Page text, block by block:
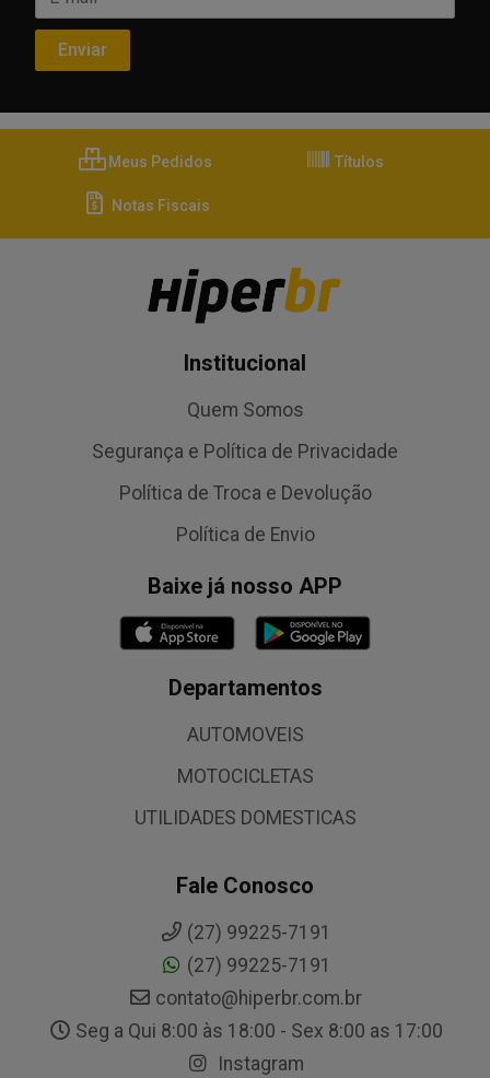
Meus Pedidos Títulos
Notas Fiscais
Institucional
Quem Somos
Segurança e Política de Privacidade
Política de Troca e Devolução
Política de Envio
Baixe já nosso APP
Departamentos
AUTOMOVEIS
MOTOCICLETAS
UTILIDADES DOMESTICAS
Fale Conosco
(27) 99225-7191
(27) 99225-7191
contato@hiperbr.com.br
Seg a Qui 8:00 às 18:00 - Sex 8:00 as 17:00
Instagram